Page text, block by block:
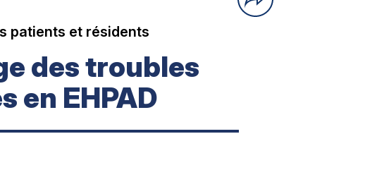
patients et résidents
des troubles
en EHPAD